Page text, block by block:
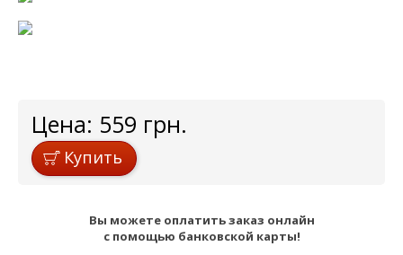
Цена: 559 грн.
Купить
Вы можете оплатить заказ онлайн
с помощью банковской карты!